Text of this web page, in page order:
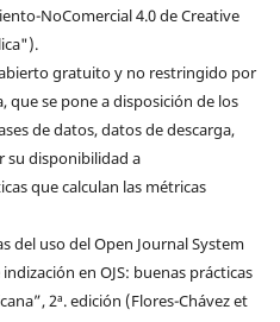
NoComercial 4.0 de Creative
gratuito y no restringido por
que se pone a disposición de los
de datos, datos de descarga,
su disponibilidad a
que calculan las métricas
del uso del Open Journal System
en OJS: buenas prácticas
2ª. edición (Flores-Chávez et